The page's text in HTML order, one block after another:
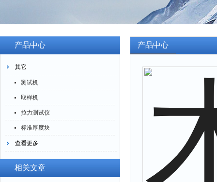
产品中心
其它
测试机
取样机
拉力测试仪
标准厚度块
查看更多
相关文章
产品中心